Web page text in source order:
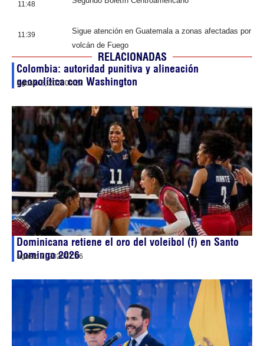
11:48
11:39
Sigue atención en Guatemala a zonas afectadas por
volcán de Fuego
RELACIONADAS
Colombia: autoridad punitiva y alineación
geopolítica con Washington
agosto 8, 202600:27
Dominicana retiene el oro del voleibol (f) en Santo
Domingo 2026
agosto 7, 202621:26